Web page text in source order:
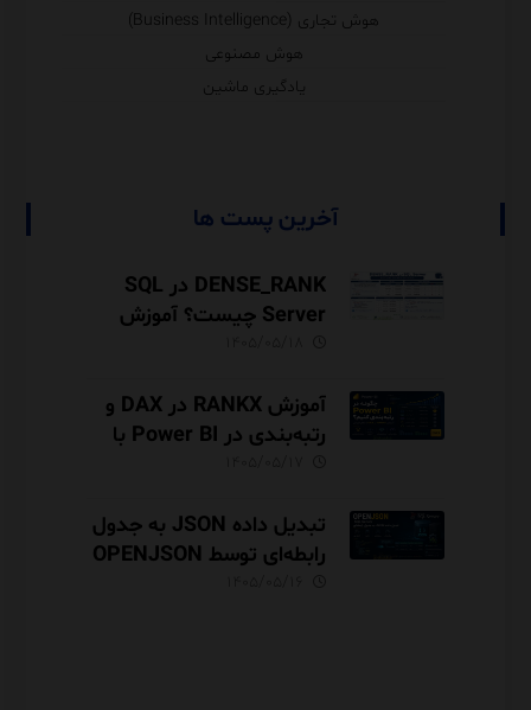
هوش تجاری (Business Intelligence)
هوش مصنوعی
یادگیری ماشین
آخرین پست ها
DENSE_RANK در SQL
Server چیست؟ آموزش
آموزش RANKX در DAX و
رتبه‌بندی در Power BI با
تبدیل داده JSON به جدول
رابطه‌ای توسط OPENJSON